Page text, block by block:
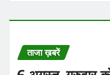
ताजा ख़बरें